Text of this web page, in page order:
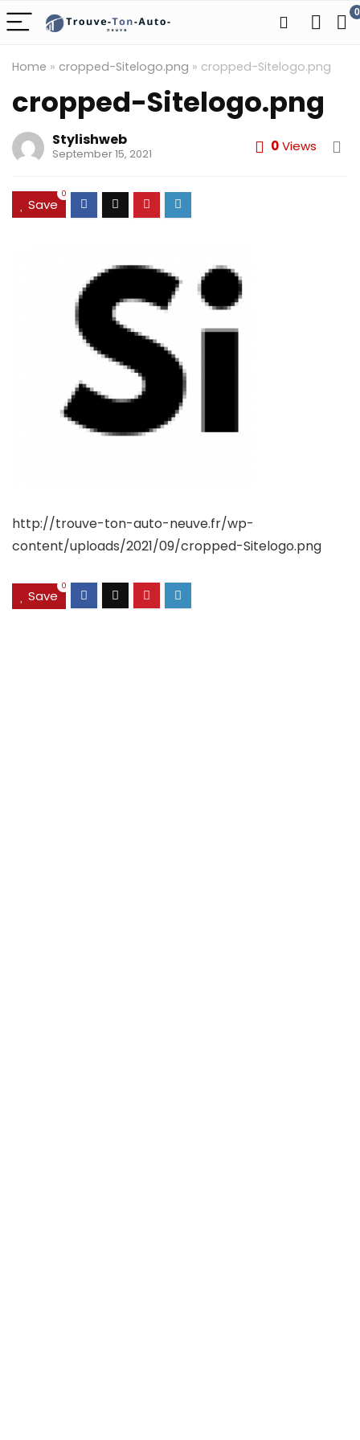
0
Home » cropped-Sitelogo.png » cropped-Sitelogo.png
cropped-Sitelogo.png
Stylishweb
September 15, 2021 0Views
Save
0
http://trouve-ton-auto-neuve.fr/wp-
content/uploads/2021/09/cropped-Sitelogo.png
Save
0